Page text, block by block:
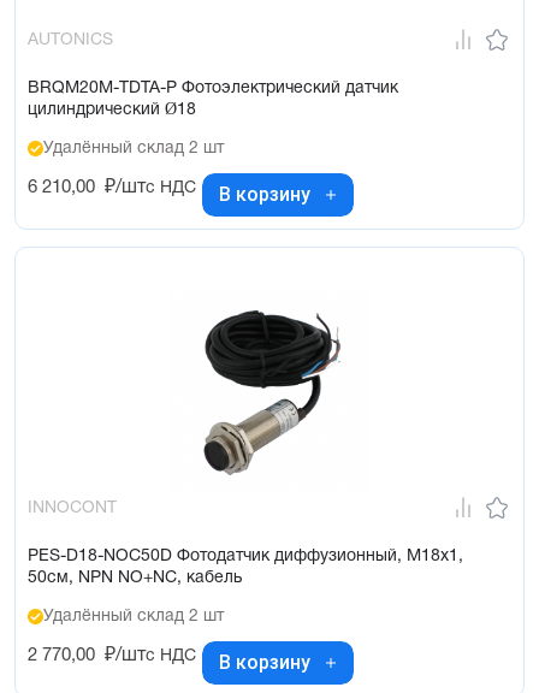
AUTONICS
BRQM20M-TDTA-P Фотоэлектрический датчик
цилиндрический Ø18
Удалённый склад 2 шт
6 210,00 ₽/штс НДС В корзину
INNOCONT
PES-D18-NOC50D Фотодатчик диффузионный, М18х1,
50см, NPN NO+NC, кабель
Удалённый склад 2 шт
2 770,00 ₽/штс НДС В корзину